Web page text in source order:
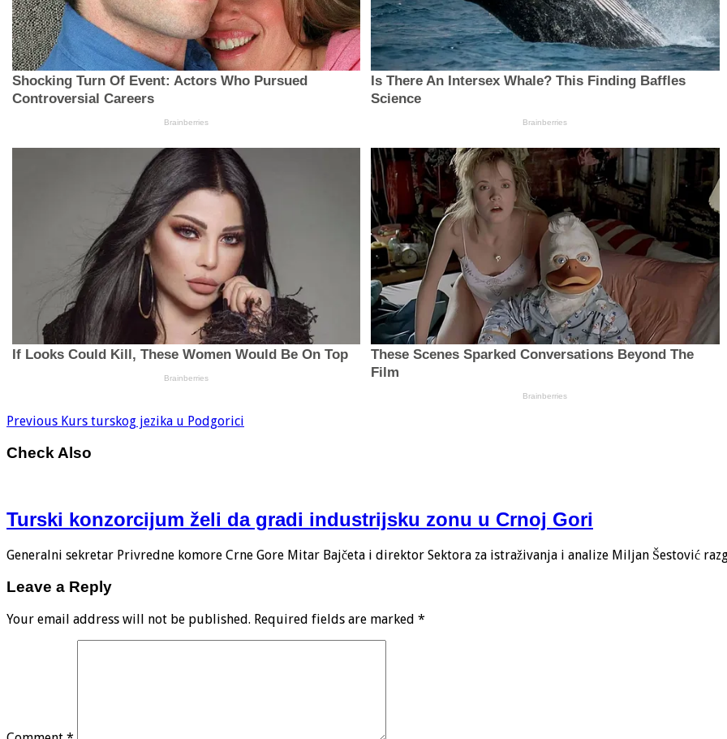
Previous Kurs turskog jezika u Podgorici
Check Also
Turski konzorcijum želi da gradi industrijsku zonu u Crnoj Gori
Generalni sekretar Privredne komore Crne Gore Mitar Bajčeta i direktor Sektora za istraživanja i analize Miljan Šestović
Leave a Reply
Your email address will not be published. Required fields are marked *